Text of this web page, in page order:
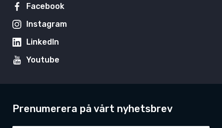
Facebook
Instagram
LinkedIn
Youtube
Prenumerera på vårt nyhetsbrev